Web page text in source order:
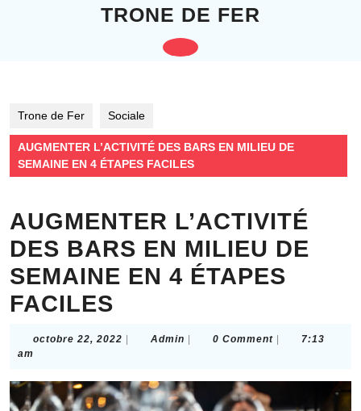
TRONE DE FER
Open
Trone de Fer Sociale
AUGMENTER L’ACTIVITÉ DES BARS EN MILIEU DE
SEMAINE EN 4 ÉTAPES FACILES
AUGMENTER L’ACTIVITÉ
DES BARS EN MILIEU DE
SEMAINE EN 4 ÉTAPES
FACILES
octobre 22, 2022 octobreAdmin Admin0 Comment
7:13
am